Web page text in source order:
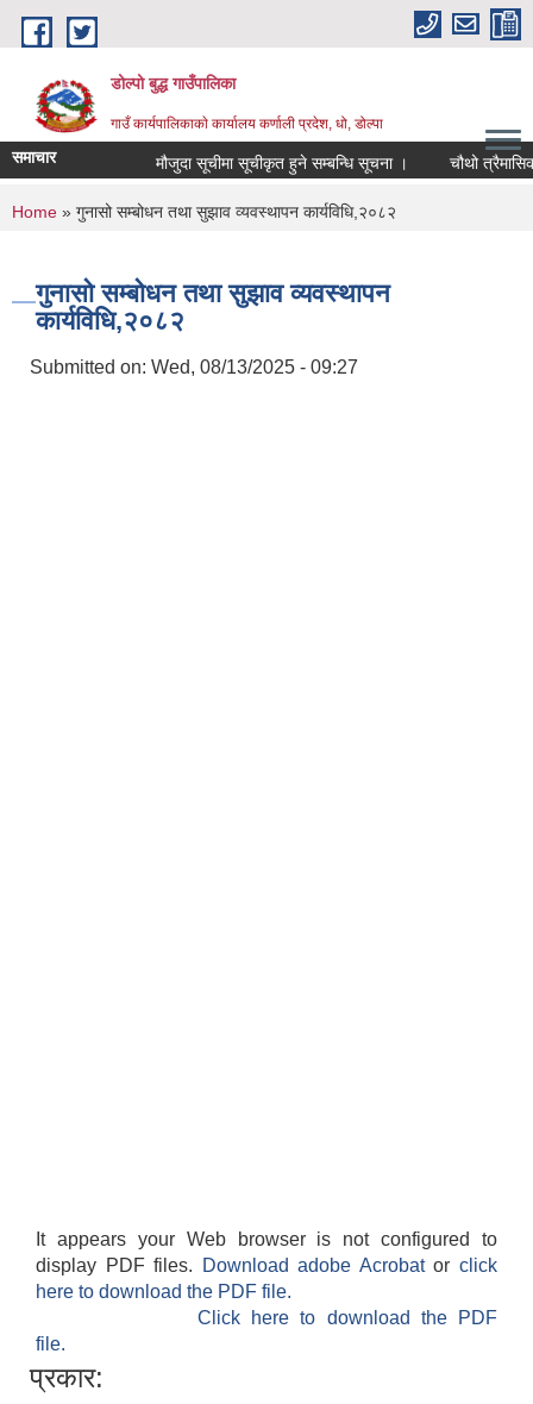
Skip to main content
डोल्पो बुद्ध गाउँपालिका
गाउँ कार्यपालिकाकाे कार्यालय कर्णाली प्रदेश, धो, डोल्पा
समाचार मौजुदा सूचीमा सूचीकृत हुने सम्बन्धि सूचना । चौथो त्रैमासिक
You are here
Home » गुनासो सम्बोधन तथा सुझाव व्यवस्थापन कार्यविधि,२०८२
गुनासो सम्बोधन तथा सुझाव व्यवस्थापन
कार्यविधि,२०८२
Submitted on: Wed, 08/13/2025 - 09:27
It appears your Web browser is not configured to
display PDF files.
Download adobe Acrobatorclick
here to download the PDF file.
Click here to download the PDF
file.
प्रकार: